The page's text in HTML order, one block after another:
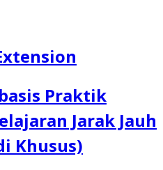
Praktik
Jarak Jauh
Khusus)